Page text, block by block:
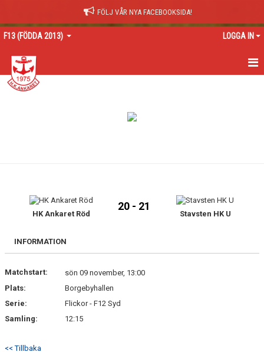
FÖLJ VÅR NYA FACEBOOKSIDA!
F13 (FÖDDA 2013) LOGGA IN
HEM
BILDGALLERI
DOKUMENT
HK Ankaret Röd
20 - 21
Stavsten HK U
INFORMATION
Matchstart:
sön 09 november, 13:00
Plats:
Borgebyhallen
Serie:
Flickor - F12 Syd
Samling:
12:15
<< Tillbaka